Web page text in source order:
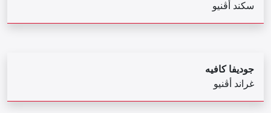
سكند أڤنيو
جوديفا كافيه
غراند أڤنيو